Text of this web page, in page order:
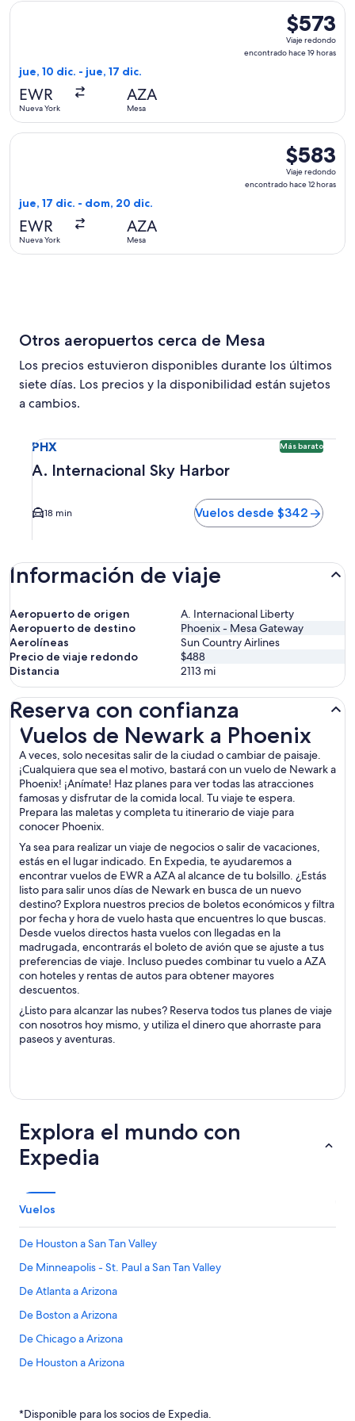
$573
Viaje
redondo,
$573
Viaje redondo
encontrado hace 19 horas
jue, 10 dic. - jue, 17 dic.
EWR
Nueva York
AZA
Mesa
Seleccionar vuelo de Sun Country Airlines, con salida el
$583
Viaje
redondo,
$583
Viaje redondo
encontrado hace 12 horas
jue, 17 dic. - dom, 20 dic.
EWR
Nueva York
AZA
Mesa
Seleccionar vuelo de Sun Country Airlines, con salida el
Otros aeropuertos cerca de Mesa
Los precios estuvieron disponibles durante los últimos
siete días. Los precios y la disponibilidad están sujetos
a cambios.
PHX Más barato
A. Internacional Sky Harbor
18 min Vuelos desde $342
Información de viaje
Aeropuerto de origen
A. Internacional Liberty
Aeropuerto de destino
Phoenix - Mesa Gateway
Aerolíneas
Sun Country Airlines
Precio de viaje redondo
$488
Distancia
2113 mi
Reserva con confianza
Vuelos de Newark a Phoenix
A veces, solo necesitas salir de la ciudad o cambiar de paisaje.
¡Cualquiera que sea el motivo, bastará con un vuelo de Newark a
Phoenix! ¡Anímate! Haz planes para ver todas las atracciones
famosas y disfrutar de la comida local. Tu viaje te espera.
Prepara las maletas y completa tu itinerario de viaje para
conocer Phoenix.
Ya sea para realizar un viaje de negocios o salir de vacaciones,
estás en el lugar indicado. En Expedia, te ayudaremos a
encontrar vuelos de EWR a AZA al alcance de tu bolsillo. ¿Estás
listo para salir unos días de Newark en busca de un nuevo
destino? Explora nuestros precios de boletos económicos y filtra
por fecha y hora de vuelo hasta que encuentres lo que buscas.
Desde vuelos directos hasta vuelos con llegadas en la
madrugada, encontrarás el boleto de avión que se ajuste a tus
preferencias de viaje. Incluso puedes combinar tu vuelo a AZA
con hoteles y rentas de autos para obtener mayores
descuentos.
¿Listo para alcanzar las nubes? Reserva todos tus planes de viaje
con nosotros hoy mismo, y utiliza el dinero que ahorraste para
paseos y aventuras.
Vuelos de Newark a Phoenix
Explora el mundo con
Expedia
Vuelos
De Houston a San Tan Valley
De Minneapolis - St. Paul a San Tan Valley
De Atlanta a Arizona
De Boston a Arizona
De Chicago a Arizona
De Houston a Arizona
Vuelos de Bozeman (BZN) a Mesa (MSC)
*Disponible para los socios de Expedia.